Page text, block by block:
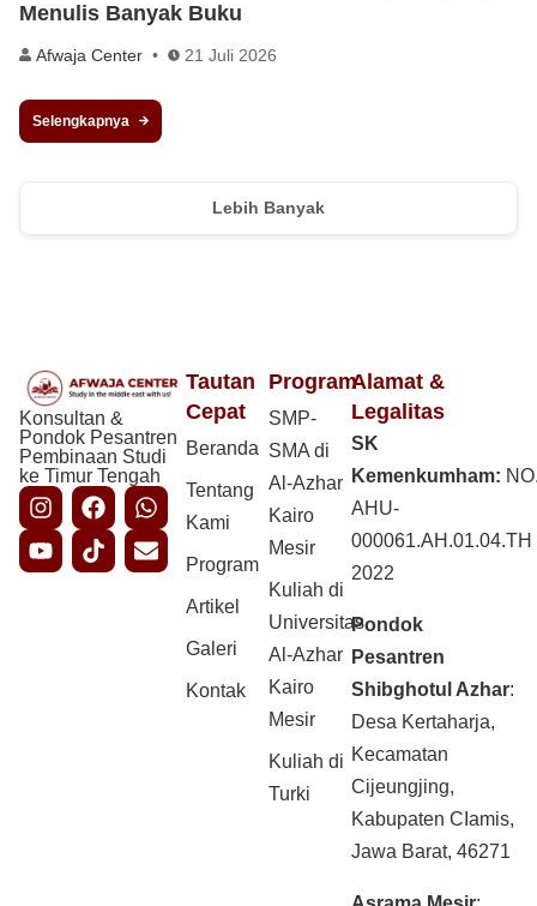
Menulis Banyak Buku
Afwaja Center 21 Juli 2026
Selengkapnya
Lebih Banyak
Konsultan &
Pondok Pesantren
Pembinaan Studi
ke Timur Tengah
Tautan
Cepat
Beranda
Tentang
Kami
Program
Artikel
Galeri
Kontak
Program
SMP-
SMA di
Al-Azhar
Kairo
Mesir
Kuliah di
Universitas
Al-Azhar
Kairo
Mesir
Kuliah di
Turki
Alamat &
Legalitas
SK
Kemenkumham:
AHU-
000061.AH.01.04.TH
2022
Pondok
Pesantren
Shibghotul Azhar:
Desa Kertaharja,
Kecamatan
Cijeungjing,
Kabupaten CIamis,
Jawa Barat, 46271